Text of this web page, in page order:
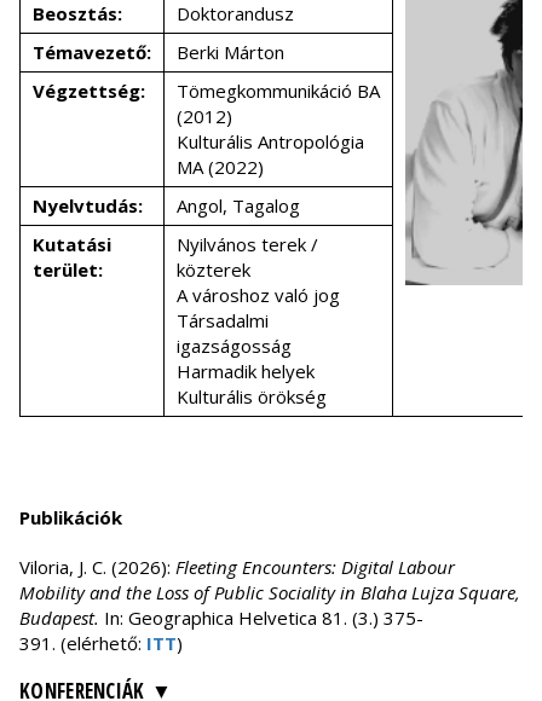
Beosztás:
Doktorandusz
Témavezető:
Berki Márton
Végzettség:
Tömegkommunikáció BA
(2012)
Kulturális Antropológia
MA (2022)
Nyelvtudás:
Angol, Tagalog
Kutatási
terület:
Nyilvános terek /
közterek
A városhoz való jog
Társadalmi
igazságosság
Harmadik helyek
Kulturális örökség
Publikációk
Viloria, J. C. (2026): Fleeting Encounters: Digital Labour
Mobility and the Loss of Public Sociality in Blaha Lujza Square,
Budapest. In: Geographica Helvetica 81. (3.) 375-
391. (elérhető: ITT)
KONFERENCIÁK